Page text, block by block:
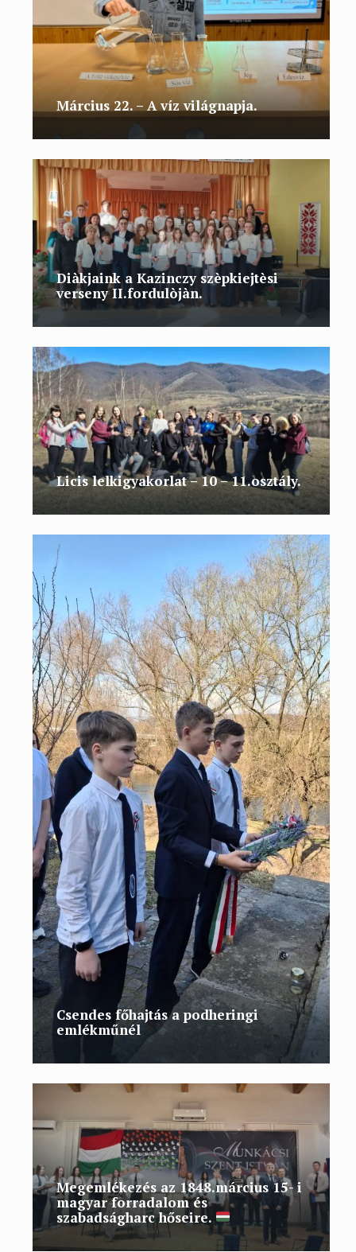
Március 22. – A víz világnapja.
Diàkjaink a Kazinczy szèpkiejtèsi
verseny II.fordulòjàn.
Licis lelkigyakorlat – 10 – 11.osztály.
Csendes főhajtás a podheringi
emlékműnél
Megemlékezés az 1848.március 15- i
magyar forradalom és
szabadságharc hőseire.